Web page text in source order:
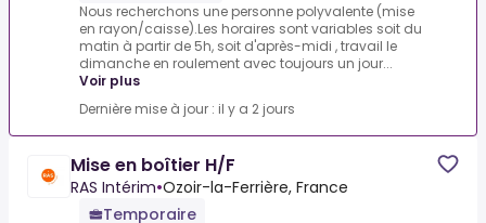
Nous recherchons une personne polyvalente (mise
en rayon/caisse).Les horaires sont variables soit du
matin à partir de 5h, soit d'après-midi , travail le
dimanche en roulement avec toujours un jour...
Voir plus
Dernière mise à jour : il y a 2 jours
Mise en boîtier H/F
RAS Intérim•Ozoir-la-Ferrière, France
Temporaire